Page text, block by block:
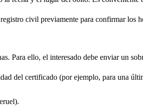
civil previamente para confirmar
Para ello, el interesado debe enviar un
del certificado (por ejemplo, para una